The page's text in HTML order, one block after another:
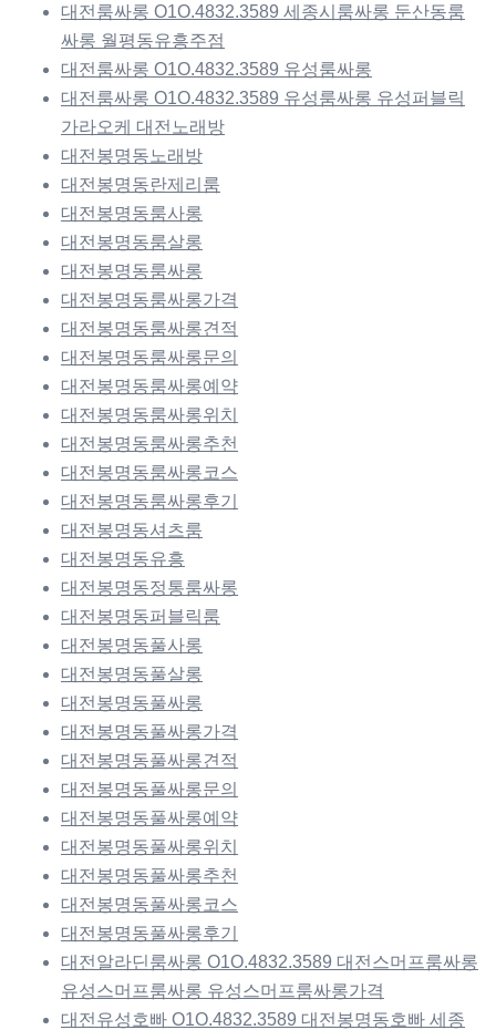
대전룸싸롱 O1O.4832.3589 세종시룸싸롱 둔산동룸
싸롱 월평동유흥주점
대전룸싸롱 O1O.4832.3589 유성룸싸롱
대전룸싸롱 O1O.4832.3589 유성룸싸롱 유성퍼블릭
가라오케 대전노래방
대전봉명동노래방
대전봉명동란제리룸
대전봉명동룸사롱
대전봉명동룸살롱
대전봉명동룸싸롱
대전봉명동룸싸롱가격
대전봉명동룸싸롱견적
대전봉명동룸싸롱문의
대전봉명동룸싸롱예약
대전봉명동룸싸롱위치
대전봉명동룸싸롱추천
대전봉명동룸싸롱코스
대전봉명동룸싸롱후기
대전봉명동셔츠룸
대전봉명동유흥
대전봉명동정통룸싸롱
대전봉명동퍼블릭룸
대전봉명동풀사롱
대전봉명동풀살롱
대전봉명동풀싸롱
대전봉명동풀싸롱가격
대전봉명동풀싸롱견적
대전봉명동풀싸롱문의
대전봉명동풀싸롱예약
대전봉명동풀싸롱위치
대전봉명동풀싸롱추천
대전봉명동풀싸롱코스
대전봉명동풀싸롱후기
대전알라딘룸싸롱 O1O.4832.3589 대전스머프룸싸롱
유성스머프룸싸롱 유성스머프룸싸롱가격
대전유성호빠 O1O.4832.3589 대전봉명동호빠 세종